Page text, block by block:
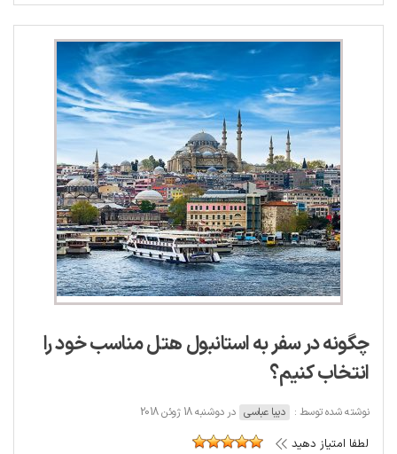
چگونه در سفر به استانبول هتل مناسب خود را
انتخاب کنیم؟
نوشته شده توسط : دیبا عباسی در دوشنبه 18 ژوئن 2018
لطفا امتیاز دهید